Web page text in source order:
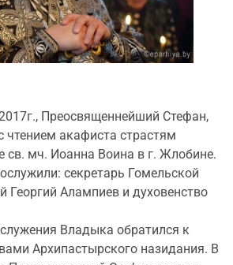
Преосвященнейший Стефан,
акафиста страстям
св. мч. Иоанна Воина в г. Жлобине.
секретарь Гомельской
Георгий Алампиев и духовенство
Владыка обратился к
Архипастырского назидания. В